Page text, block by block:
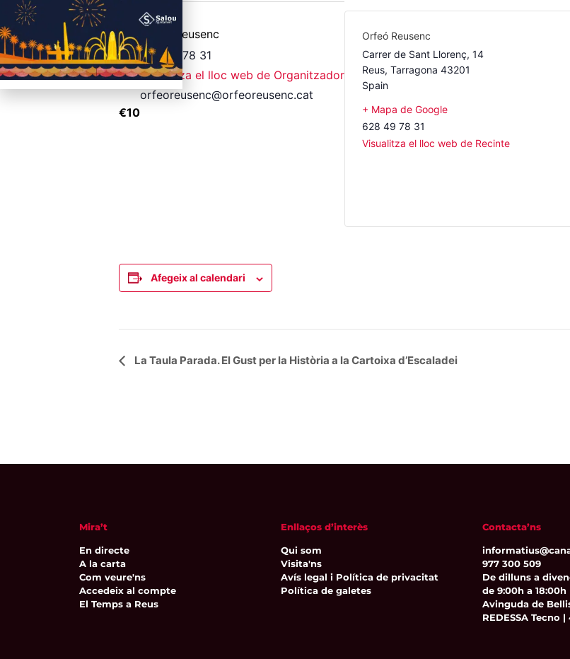
€10
Orfeó Reusenc
628 49 78 31
Visualitza el lloc web de Organitzador
orfeoreusenc@orfeoreusenc.cat
Orfeó Reusenc
Carrer de Sant Llorenç, 14
Reus, Tarragona 43201
Spain
+ Mapa de Google
628 49 78 31
Visualitza el lloc web de Recinte
Afegeix al calendari
Navegació
La Taula Parada. El Gust per la Història a la Cartoixa d’Escaladei
Mira’t
En directe
A la carta
Com veure'ns
Accedeix al compte
El Temps a Reus
Enllaços d’interès
Qui som
Visita'ns
Avís legal i Política de privacitat
Política de galetes
Contacta’ns
977 300 509
De dilluns a
de 9:00h a 18:00h
Avinguda de
REDESSA Tecno